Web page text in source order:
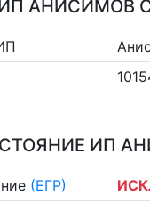
АНИСИМОВ
ИП
(ЕГР)